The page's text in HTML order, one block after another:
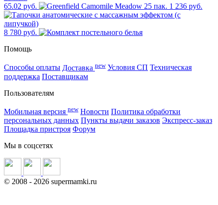
65.02 руб. 1 236 руб.
8 780 руб.
Помощь
Способы оплаты Доставка new Условия СП Техническая
поддержка Поставщикам
Пользователям
Мобильная версия new Новости Политика обработки
персональных данных Пункты выдачи заказов Экспресс-заказ
Площадка пристроя Форум
Мы в соцсетях
© 2008 - 2026 supermamki.ru